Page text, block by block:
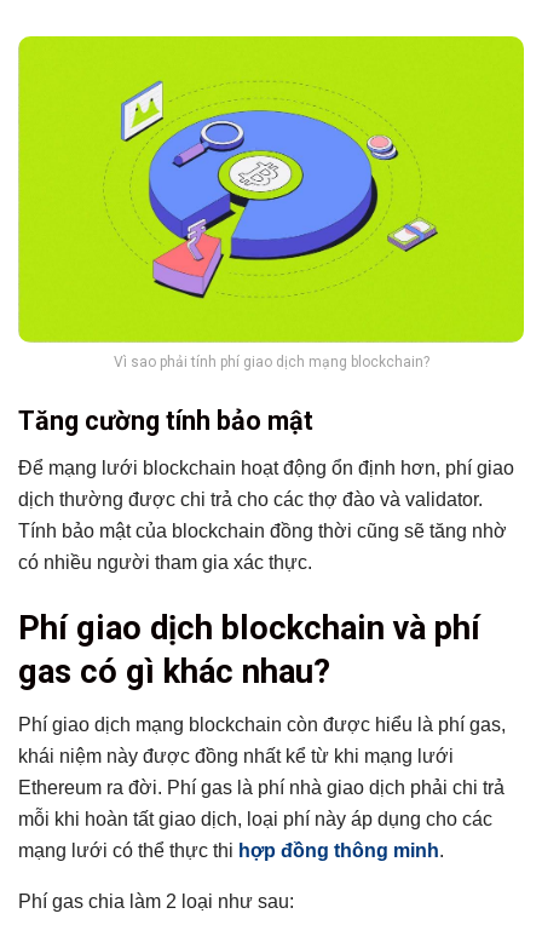
Vì sao phải tính phí giao dịch mạng blockchain?
Tăng cường tính bảo mật
Để mạng lưới blockchain hoạt động ổn định hơn, phí giao
dịch thường được chi trả cho các thợ đào và validator.
Tính bảo mật của blockchain đồng thời cũng sẽ tăng nhờ
có nhiều người tham gia xác thực.
Phí giao dịch blockchain và phí
gas có gì khác nhau?
Phí giao dịch mạng blockchain còn được hiểu là phí gas,
khái niệm này được đồng nhất kể từ khi mạng lưới
Ethereum ra đời. Phí gas là phí nhà giao dịch phải chi trả
mỗi khi hoàn tất giao dịch, loại phí này áp dụng cho các
mạng lưới có thể thực thi hợp đồng thông minh.
Phí gas chia làm 2 loại như sau: